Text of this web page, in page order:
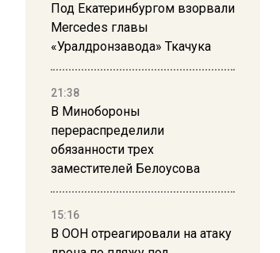
Под Екатеринбургом взорвали
Mercedes главы
«Уралдронзавода» Ткачука
21:38
В Минобороны
перераспределили
обязанности трех
заместителей Белоусова
15:16
В ООН отреагировали на атаку